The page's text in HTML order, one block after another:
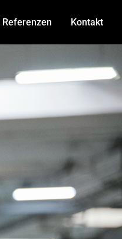
Referenzen Kontakt